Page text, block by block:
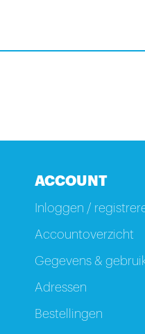
ACCOUNT
Inloggen /
Accountoverzicht
Gegevens &
Adressen
Bestellingen